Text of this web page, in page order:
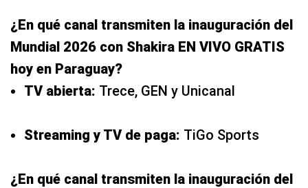
¿En qué canal transmiten la inauguración del
Mundial 2026 con Shakira EN VIVO GRATIS
hoy en Paraguay?
TV abierta: Trece, GEN y Unicanal
Streaming y TV de paga: TiGo Sports
¿En qué canal transmiten la inauguración del